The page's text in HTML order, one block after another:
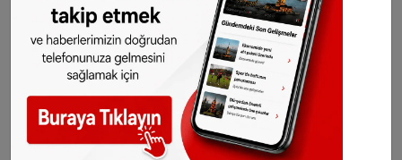
(Kinderopvanttoslag)
kreşler (De dagopvang)
için azami saat ücreti yüzde 6,54 artarak 9,06
euroya, saatlik Okul dışı bakım ücretleri (De
buitenschoolse opvang) de yüzde 6,54 artarak
7,79 euroya çıkartıldı. Misafir Çocuk bakımı (De
gast ouderopvang) için azami saatlik ücret ise